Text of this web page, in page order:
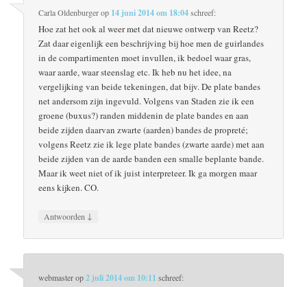
Carla Oldenburgerop 14 juni 2014 om 18:04schreef:
Hoe zat het ook al weer met dat nieuwe ontwerp van Reetz?
Zat daar eigenlijk een beschrijving bij hoe men de guirlandes
in de compartimenten moet invullen, ik bedoel waar gras,
waar aarde, waar steenslag etc. Ik heb nu het idee, na
vergelijking van beide tekeningen, dat bijv. De plate bandes
net andersom zijn ingevuld. Volgens van Staden zie ik een
groene (buxus?) randen middenin de plate bandes en aan
beide zijden daarvan zwarte (aarden) bandes de propreté;
volgens Reetz zie ik lege plate bandes (zwarte aarde) met aan
beide zijden van de aarde banden een smalle beplante bande.
Maar ik weet niet of ik juist interpreteer. Ik ga morgen maar
eens kijken. CO.
Antwoorden ↓
webmasterop2 juli 2014 om 10:11 schreef: